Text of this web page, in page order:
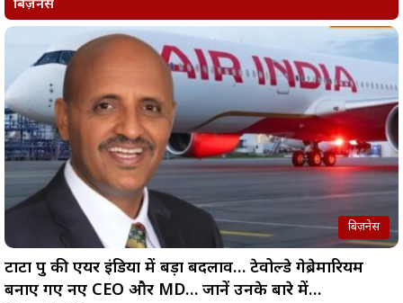
बिज़नेस
बिज़नेस
टाटा ग्रुप की एयर इंडिया में बड़ा बदलाव… टेवोल्डे गेब्रेमारियम
बनाए गए नए CEO और MD… जानें उनके बारे में…